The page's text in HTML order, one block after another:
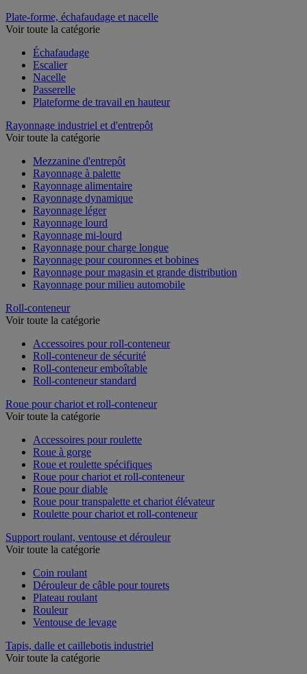
Plate-forme, échafaudage et nacelle
Voir toute la catégorie
Échafaudage
Escalier
Nacelle
Passerelle
Plateforme de travail en hauteur
Rayonnage industriel et d'entrepôt
Voir toute la catégorie
Mezzanine d'entrepôt
Rayonnage à palette
Rayonnage alimentaire
Rayonnage dynamique
Rayonnage léger
Rayonnage lourd
Rayonnage mi-lourd
Rayonnage pour charge longue
Rayonnage pour couronnes et bobines
Rayonnage pour magasin et grande distribution
Rayonnage pour milieu automobile
Roll-conteneur
Voir toute la catégorie
Accessoires pour roll-conteneur
Roll-conteneur de sécurité
Roll-conteneur emboîtable
Roll-conteneur standard
Roue pour chariot et roll-conteneur
Voir toute la catégorie
Accessoires pour roulette
Roue à gorge
Roue et roulette spécifiques
Roue pour chariot et roll-conteneur
Roue pour diable
Roue pour transpalette et chariot élévateur
Roulette pour chariot et roll-conteneur
Support roulant, ventouse et dérouleur
Voir toute la catégorie
Coin roulant
Dérouleur de câble pour tourets
Plateau roulant
Rouleur
Ventouse de levage
Tapis, dalle et caillebotis industriel
Voir toute la catégorie